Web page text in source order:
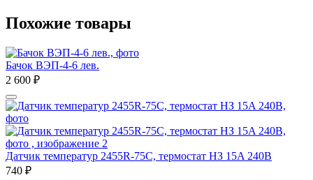
Похожие товары
Бачок ВЭП-4-6 лев.
2 600 ₽
Датчик температур 2455R-75С, термостат НЗ 15A 240В
740 ₽